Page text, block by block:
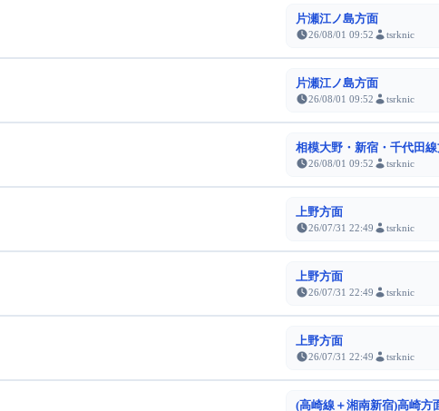
片瀬江ノ島方面
26/08/01 09:52 tsrknic
片瀬江ノ島方面
26/08/01 09:52 tsrknic
相模大野・新宿・千代田
26/08/01 09:52 tsrknic
上野方面
26/07/31 22:49 tsrknic
上野方面
26/07/31 22:49 tsrknic
上野方面
26/07/31 22:49 tsrknic
(高崎線＋湘南新宿)高崎方